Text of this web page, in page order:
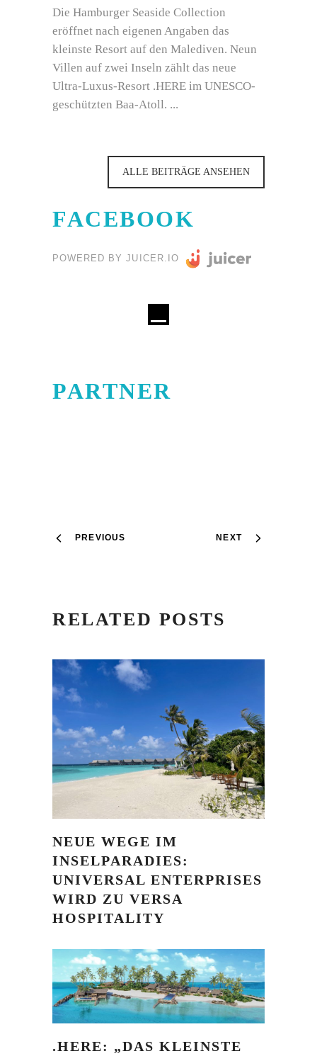
Die Hamburger Seaside Collection
eröffnet nach eigenen Angaben das
kleinste Resort auf den Malediven. Neun
Villen auf zwei Inseln zählt das neue
Ultra-Luxus-Resort .HERE im UNESCO-
geschützten Baa-Atoll.
ALLE BEITRÄGE ANSEHEN
FACEBOOK
POWERED BY JUICER.IO
PARTNER
PREVIOUS NEXT
RELATED POSTS
NEUE WEGE IM
INSELPARADIES:
UNIVERSAL ENTERPRISES
WIRD ZU VERSA
HOSPITALITY
.HERE: „DAS KLEINSTE